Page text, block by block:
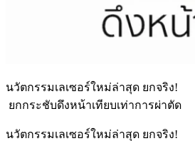
นวัตกรรมเลเซอร์ใหม่ล่าสุด ยกจริง!
ยกกระชับดึงหน้าเทียบเท่าการผ่าตัด
นวัตกรรมเลเซอร์ใหม่ล่าสุด ยกจริง!